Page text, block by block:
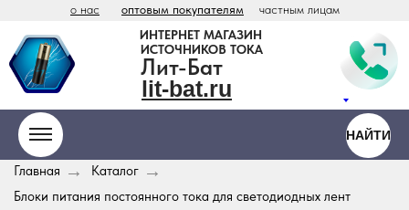
ИНТЕРНЕТ МАГАЗИН
teries
hium
о нас оптовым покупателям частным лицам
lit bat
- .ru
Лит-Бат
ИСТОЧНИКОВ ТОКА
lit-bat.ru
НАЙТИ
Главная → Каталог →
Блоки питания постоянного тока для светодиодных лент